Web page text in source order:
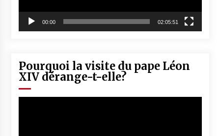
00:00 02:05:51
Pourquoi la visite du pape Léon
XIV dérange-t-elle?